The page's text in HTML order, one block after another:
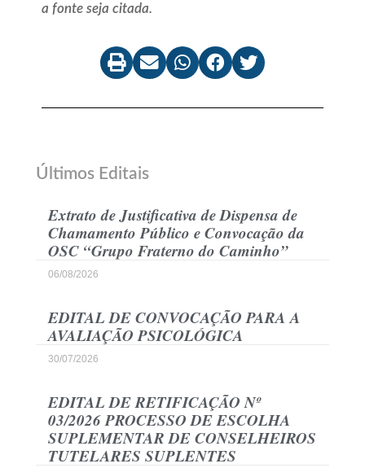
a fonte seja citada.
Últimos Editais
Extrato de Justificativa de Dispensa de
Chamamento Público e Convocação da
OSC “Grupo Fraterno do Caminho”
06/08/2026
EDITAL DE CONVOCAÇÃO PARA A
AVALIAÇÃO PSICOLÓGICA
30/07/2026
EDITAL DE RETIFICAÇÃO Nº
03/2026 PROCESSO DE ESCOLHA
SUPLEMENTAR DE CONSELHEIROS
TUTELARES SUPLENTES